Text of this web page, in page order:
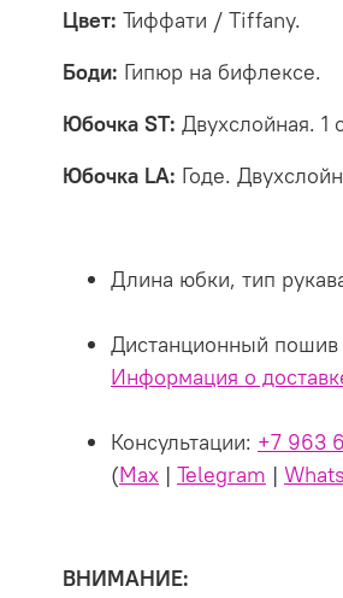
Цвет: Тиффати / Tiffany.
Боди: Гипюр на бифлексе.
Юбочка ST: Двухслойная. 1
Юбочка LA: Годе.
Длина юбки, тип
Дистанционный пошив
Информация о
Консультации: +7 963
(Max | Telegram |
ВНИМАНИЕ: